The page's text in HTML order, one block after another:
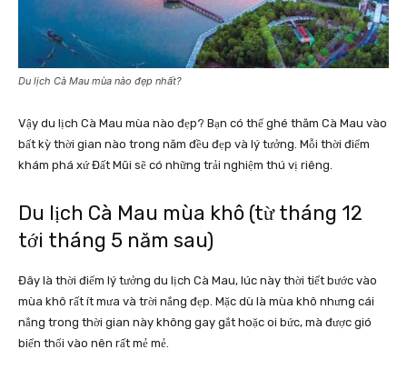
Du lịch Cà Mau mùa nào đẹp nhất?
Vậy du lịch Cà Mau mùa nào đẹp? Bạn có thể ghé thăm Cà Mau vào
bất kỳ thời gian nào trong năm đều đẹp và lý tưởng. Mỗi thời điểm
khám phá xứ Đất Mũi sẽ có những trải nghiệm thú vị riêng.
Du lịch Cà Mau mùa khô (từ tháng 12
tới tháng 5 năm sau)
Đây là thời điểm lý tưởng du lịch Cà Mau, lúc này thời tiết bước vào
mùa khô rất ít mưa và trời nắng đẹp. Mặc dù là mùa khô nhưng cái
nắng trong thời gian này không gay gắt hoặc oi bức, mà được gió
biển thổi vào nên rất mẻ mẻ.